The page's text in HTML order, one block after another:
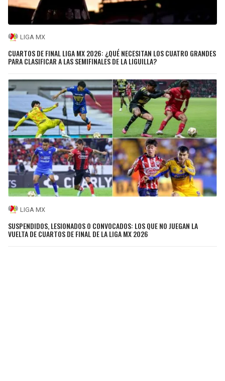
LIGA MX
CUARTOS DE FINAL LIGA MX 2026: ¿QUÉ NECESITAN LOS CUATRO GRANDES
PARA CLASIFICAR A LAS SEMIFINALES DE LA LIGUILLA?
LIGA MX
SUSPENDIDOS, LESIONADOS O CONVOCADOS: LOS QUE NO JUEGAN LA
VUELTA DE CUARTOS DE FINAL DE LA LIGA MX 2026